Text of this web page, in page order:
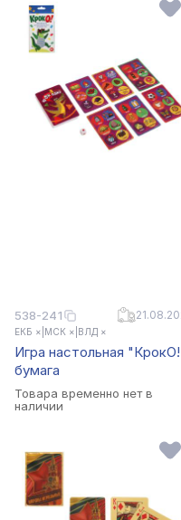
538-241
ЕКБ × МСК × ВЛД ×
Игра настольная
бумага
Товара временно нет в
наличии